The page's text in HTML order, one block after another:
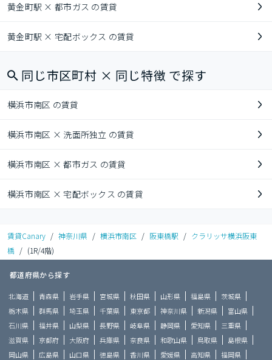
黄金町駅 × 都市ガス の賃貸
黄金町駅 × 宅配ボックス の賃貸
同じ市区町村 × 同じ特徴 で探す
横浜市南区 の賃貸
横浜市南区 × 洗面所独立 の賃貸
横浜市南区 × 都市ガス の賃貸
横浜市南区 × 宅配ボックス の賃貸
賃貸Canary / 神奈川県 / 横浜市南区 / 阪東橋駅 / クラリッサ横浜阪東
橋 / (1R/4階)
都道府県から探す
北海道 青森県 岩手県 宮城県 秋田県 山形県 福島県
茨城県
栃木県
群馬県 埼玉県 千葉県 東京都 神奈川県 新潟県
富山県
石川県
福井県 山梨県 長野県 岐阜県 静岡県 愛知県
三重県
滋賀県
京都府 大阪府 兵庫県 奈良県 和歌山県 鳥取県
島根県
岡山県
広島県 山口県 徳島県 香川県 愛媛県 高知県 福岡県